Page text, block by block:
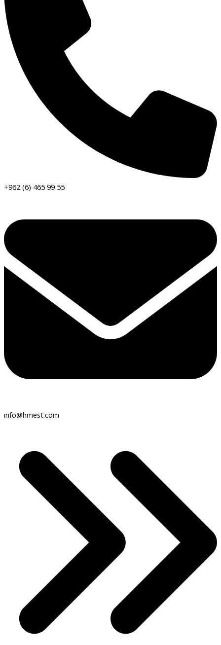
+962 (6) 465 99 55
info@hmest.com